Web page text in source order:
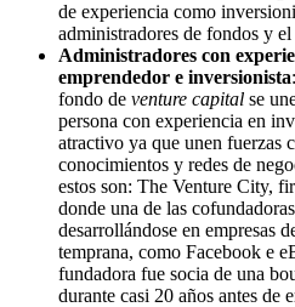
de experiencia como
administradores de fondos y
Administradores con
emprendedor e inversionista
fondo de venture capital se
persona con experiencia en
atractivo ya que unen fuerzas
conocimientos y redes de
estos son: The Venture City,
donde una de las
desarrollándose en empresas
temprana, como Facebook e
fundadora fue socia de una
durante casi 20 años antes de